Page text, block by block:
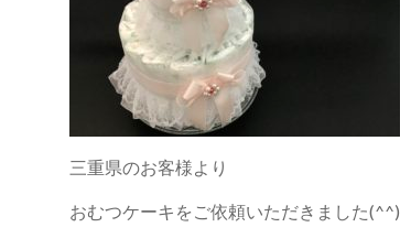
三重県のお客様より
おむつケーキをご依頼いただきました(^^)